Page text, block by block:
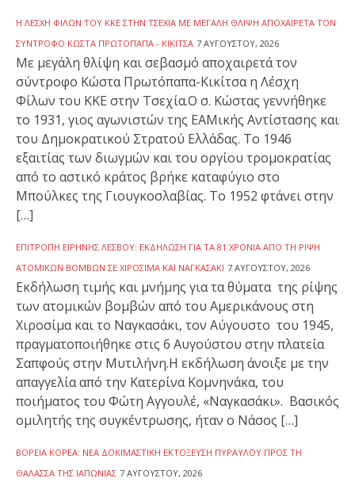
Η ΛΈΣΧΗ ΦΊΛΩΝ ΤΟΥ ΚΚΕ ΣΤΗΝ ΤΣΕΧΊΑ ΜΕ ΜΕΓΆΛΗ ΘΛΊΨΗ ΑΠΟΧΑΙΡΕΤΆ ΤΟΝ
ΣΎΝΤΡΟΦΟ ΚΏΣΤΑ ΠΡΩΤΌΠΑΠΑ - ΚΙΚΊΤΣΑ 7 ΑΥΓΟΎΣΤΟΥ, 2026
Με μεγάλη θλίψη και σεβασμό αποχαιρετά τον
σύντροφο Κώστα Πρωτόπαπα-Κικίτσα η Λέσχη
Φίλων του ΚΚΕ στην Τσεχία.Ο σ. Κώστας γεννήθηκε
το 1931, γιος αγωνιστών της ΕΑΜικής Αντίστασης και
του Δημοκρατικού Στρατού Ελλάδας. Το 1946
εξαιτίας των διωγμών και του οργίου τρομοκρατίας
από το αστικό κράτος βρήκε καταφύγιο στο
Μπούλκες της Γιουγκοσλαβίας. Το 1952 φτάνει στην
[…]
ΕΠΙΤΡΟΠΉ ΕΙΡΉΝΗΣ ΛΈΣΒΟΥ: ΕΚΔΉΛΩΣΗ ΓΙΑ ΤΑ 81 ΧΡΌΝΙΑ ΑΠΌ ΤΗ ΡΊΨΗ
ΑΤΟΜΙΚΏΝ ΒΟΜΒΏΝ ΣΕ ΧΙΡΟΣΊΜΑ ΚΑΙ ΝΑΓΚΑΣΆΚΙ 7 ΑΥΓΟΎΣΤΟΥ, 2026
Εκδήλωση τιμής και μνήμης για τα θύματα της ρίψης
των ατομικών βομβών από του Αμερικάνους στη
Χιροσίμα και το Ναγκασάκι, τον Αύγουστο του 1945,
πραγματοποιήθηκε στις 6 Αυγούστου στην πλατεία
Σαπφούς στην Μυτιλήνη.Η εκδήλωση άνοιξε με την
απαγγελία από την Κατερίνα Κομνηνάκα, του
ποιήματος του Φώτη Αγγουλέ, «Ναγκασάκι». Βασικός
ομιλητής της συγκέντρωσης, ήταν ο Νάσος […]
ΒΌΡΕΙΑ ΚΟΡΈΑ: ΝΈΑ ΔΟΚΙΜΑΣΤΙΚΉ ΕΚΤΌΞΕΥΣΗ ΠΥΡΑΎΛΟΥ ΠΡΟΣ ΤΗ
ΘΆΛΑΣΣΑ ΤΗΣ ΙΑΠΩΝΊΑΣ 7 ΑΥΓΟΎΣΤΟΥ, 2026